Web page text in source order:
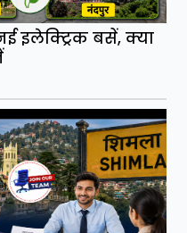
इलेक्ट्रिक बसें, क्या